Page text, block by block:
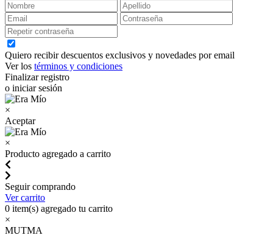
Quiero recibir descuentos exclusivos y novedades por email
Ver los términos y condiciones
Finalizar registro
o iniciar sesión
×
Aceptar
×
Producto agregado a carrito
Seguir comprando
Ver carrito
0 item(s) agregado tu carrito
×
MUTMA